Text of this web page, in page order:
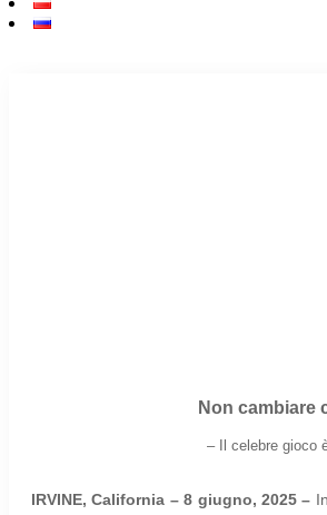
Non cambiare
– Il celebre gioco
IRVINE, California – 8 giugno, 2025 –